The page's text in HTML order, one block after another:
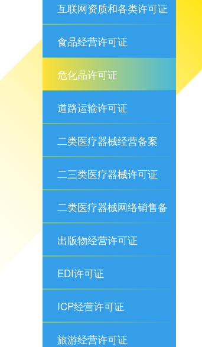
许可证
互联网资质和各类许可证
食品经营许可证
危化品许可证
道路运输许可证
二类医疗器械经营备案
二三类医疗器械许可证
二类医疗器械网络销售备
案
出版物经营许可证
EDI许可证
ICP经营许可证
旅游经营许可证